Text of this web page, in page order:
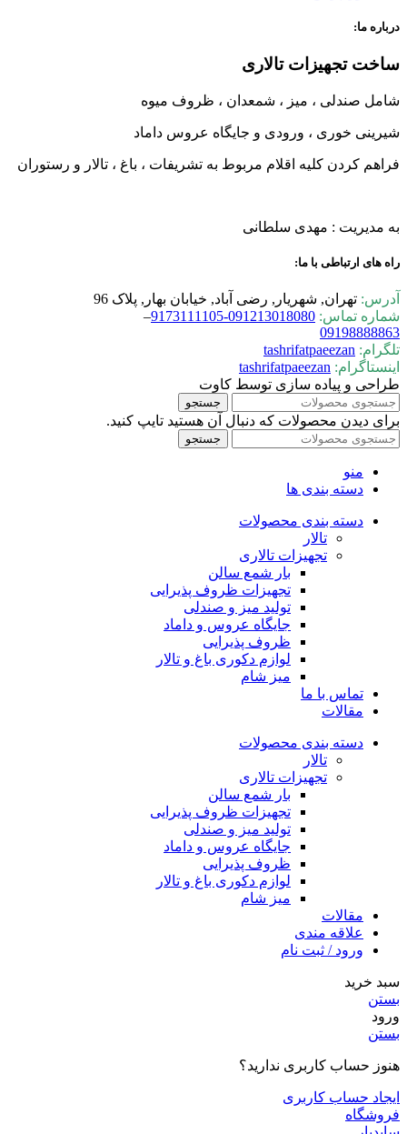
درباره ما:
ساخت تجهیزات تالاری
شامل صندلی ، میز ، شمعدان ، ظروف میوه
شیرینی خوری ، ورودی و جایگاه عروس داماد
فراهم کردن کلیه اقلام مربوط به تشریفات ، باغ ، تالار و رستوران
به مدیریت : مهدی سلطانی
راه های ارتباطی با ما:
آدرس: تهران, شهریار, رضی آباد, خیابان بهار, پلاک 96
شماره تماس:
091213018080-9173111105
–
09198888863
تلگرام: tashrifatpaeezan
اینستاگرام: tashrifatpaeezan
طراحی و پیاده سازی توسط کاوت
جستجو
برای دیدن محصولات که دنبال آن هستید تایپ کنید.
جستجو
منو
دسته بندی ها
دسته بندی محصولات
تالار
تجهیزات تالاری
بار شمع سالن
تجهیزات ظروف پذیرایی
تولید میز و صندلی
جایگاه عروس و داماد
ظروف پذیرایی
لوازم دکوری باغ و تالار
میز شام
تماس با ما
مقالات
دسته بندی محصولات
تالار
تجهیزات تالاری
بار شمع سالن
تجهیزات ظروف پذیرایی
تولید میز و صندلی
جایگاه عروس و داماد
ظروف پذیرایی
لوازم دکوری باغ و تالار
میز شام
مقالات
علاقه مندی
ورود / ثبت نام
سبد خرید
بستن
ورود
بستن
هنوز حساب کاربری ندارید؟
ایجاد حساب کاربری
فروشگاه